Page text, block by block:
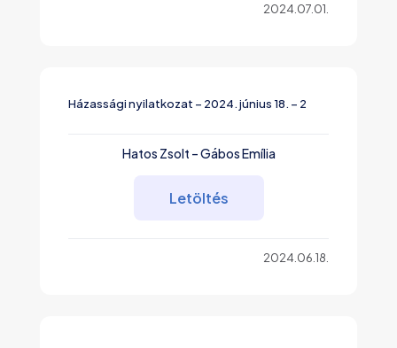
2024.07.01.
Házassági nyilatkozat – 2024. június 18. – 2
Hatos Zsolt – Gábos Emília
Letöltés
2024.06.18.